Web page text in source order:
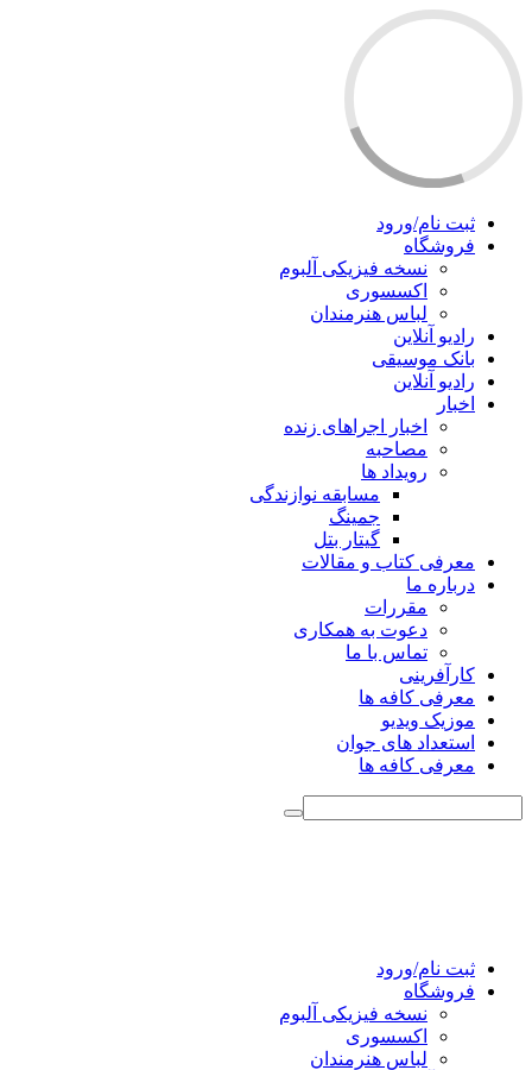
ثبت نام/ورود
فروشگاه
نسخه فیزیکی آلبوم
اکسسوری
لباس هنرمندان
رادیو آنلاین
بانک موسیقی
رادیو آنلاین
اخبار
اخبار اجراهای زنده
مصاحبه
رویداد ها
مسابقه نوازندگی
جمینگ
گیتار بتل
معرفی کتاب و مقالات
درباره ما
مقررات
دعوت به همکاری
تماس با ما
کارآفرینی
معرفی کافه ها
موزیک ویدیو
استعداد های جوان
معرفی کافه ها
ثبت نام/ورود
فروشگاه
نسخه فیزیکی آلبوم
اکسسوری
لباس هنرمندان